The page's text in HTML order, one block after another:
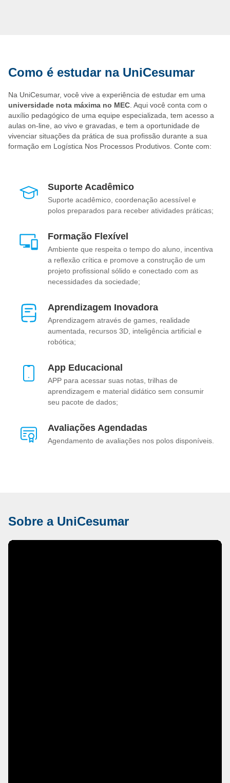
Como é estudar na UniCesumar
Na UniCesumar, você vive a experiência de estudar em uma
universidade nota máxima no MEC. Aqui você conta com o
auxílio pedagógico de uma equipe especializada, tem acesso a
aulas on-line, ao vivo e gravadas, e tem a oportunidade de
vivenciar situações da prática de sua profissão durante a sua
formação em Logística Nos Processos Produtivos. Conte com:
Suporte Acadêmico
Suporte acadêmico, coordenação acessível e
polos preparados para receber atividades práticas;
Formação Flexível
Ambiente que respeita o tempo do aluno, incentiva
a reflexão crítica e promove a construção de um
projeto profissional sólido e conectado com as
necessidades da sociedade;
Aprendizagem Inovadora
Aprendizagem através de games, realidade
aumentada, recursos 3D, inteligência artificial e
robótica;
App Educacional
APP para acessar suas notas, trilhas de
aprendizagem e material didático sem consumir
seu pacote de dados;
Avaliações Agendadas
Agendamento de avaliações nos polos disponíveis.
Sobre a UniCesumar